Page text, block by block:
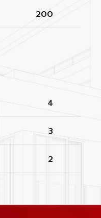
200
4
3
2